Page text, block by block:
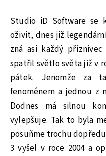
Studio iD Software se
oživit, dnes již
zná asi každý
spatřil světlo světa již v
pátek. Jenomže za
fenoménem a jednou z
Dodnes má silnou
vylepšuje. Tak to byla
posuňme trochu
3 vyšel v roce 2004 a